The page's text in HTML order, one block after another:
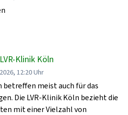
Klinik Köln
12:20 Uhr
betreffen meist auch für das
Die LVR-Klinik Köln bezieht die
mit einer Vielzahl von